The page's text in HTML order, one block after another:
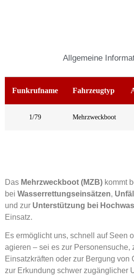
Allgemeine
Funkrufname Fahrzeugtyp
1/79 Mehrzweckboot
Das Mehrzweckboot (MZB) kommt
bei Wasserrettungseinsätzen,
und zur Unterstützung bei
Einsatz.
Es ermöglicht uns, schnell auf Seen
agieren – sei es zur Personensuche,
Einsatzkräften oder zur Bergung von
zur Erkundung schwer zugänglicher